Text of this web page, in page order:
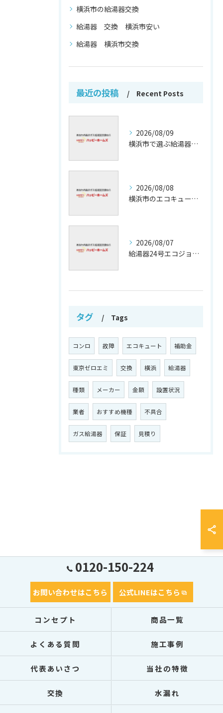
横浜市の給湯器交換
給湯器 交換 横浜市安い
給湯器 横浜市交換
最近の投稿 Recent Posts
2026/08/09
横浜市で選ぶ給湯器交換の信頼保証
2026/08/08
横浜市のエコキュート補助金活用法
2026/08/07
給湯器24号エコジョーズの省エネ技術解説
タグ Tags
コンロ 故障 エコキュート 補助金
東京ゼロエミ 交換 横浜 給湯器
種類 メーカー 金額 設置状況
業者 おすすめ機種 不具合
ガス給湯器 保証 見積り
0120-150-224
お問い合わせはこちら 公式LINEはこちら
コンセプト 商品一覧
よくある質問 施工事例
代表あいさつ 当社の特徴
交換 水漏れ